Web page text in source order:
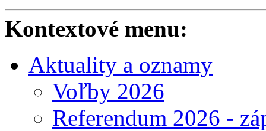
Kontextové menu:
Aktuality a oznamy
Voľby 2026
Referendum 2026 -